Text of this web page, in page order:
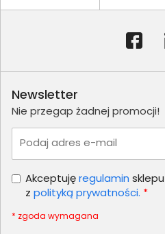
Newsletter
Nie przegap żadnej promocji!
Podaj adres e-mail
Akceptujęregulamin
z polityką prywatności. *
* zgoda wymagana